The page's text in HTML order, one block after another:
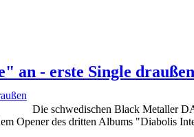
an - erste Single draußen
Die schwedischen Black Metaller
Opener des dritten Albums "Diabolis